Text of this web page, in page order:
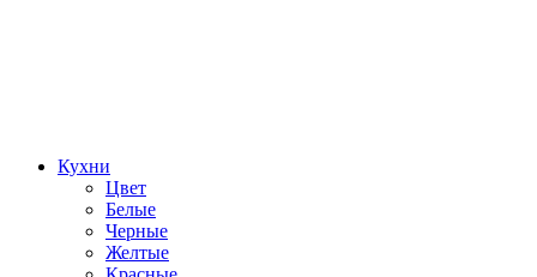
Кухни
Цвет
Белые
Черные
Желтые